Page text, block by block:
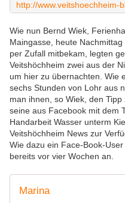
Wie nun Bernd Wiek,
Maingasse, heute
per Zufall mitbekam, legten
Veitshöchheim zwei aus der
um hier zu übernachten. Wie
sechs Stunden von Lohr aus
man ihnen, so Wiek, den
seine aus Facebook mit dem
Handarbeit Wasser unterm
Veitshöchheim News zur
Wie dazu ein Face-Book-
bereits vor vier Wochen an.
Marina